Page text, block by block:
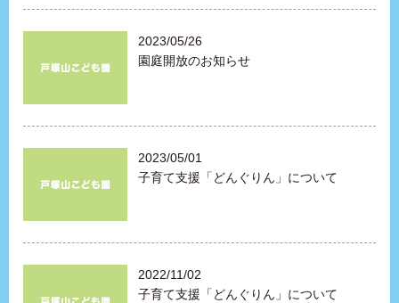
2023/05/26
園庭開放のお知らせ
2023/05/01
子育て支援「どんぐりん」について
2022/11/02
子育て支援「どんぐりん」について